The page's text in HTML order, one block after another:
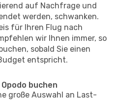
auf Nachfrage und
werden, schwanken.
für Ihren Flug nach
wir Ihnen immer, so
sobald Sie einen
entspricht.
buchen
große Auswahl an Last-